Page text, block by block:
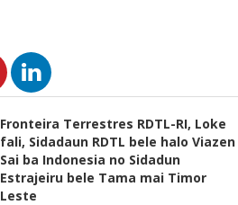
Fronteira Terrestres RDTL-RI, Loke
fali, Sidadaun RDTL bele halo Viazen
Sai ba Indonesia no Sidadun
Estrajeiru bele Tama mai Timor
Leste